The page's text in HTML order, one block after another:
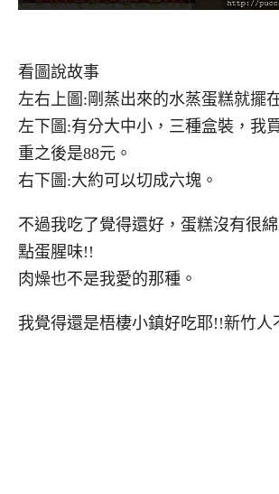
看圖說故事
左右上圖:剛蒸出來的水蒸蛋糕就擺
左下圖:有分大中小，三種盒裝，我
重之後是88元。
右下圖:大約可以切成六塊。
不過我吃了覺得還好，蛋糕沒有很
點蛋腥味!!
肉燥也不是我愛的那種。
我覺得還是梧棲小鎮好吃耶!!新竹人